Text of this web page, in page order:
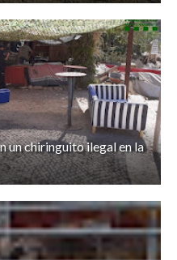
un chiringuito ilegal en la